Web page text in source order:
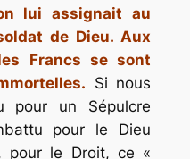
lui assignait au
de Dieu. Aux
Francs se sont
Si nous
pour un Sépulcre
pour le Dieu
pour le Droit, ce «